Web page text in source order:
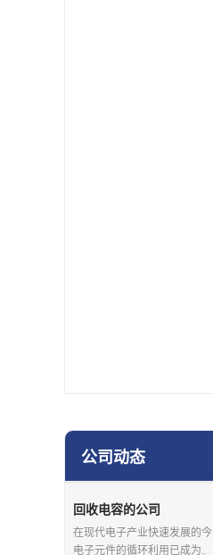
公司动态
回收电容的公司
在现代电子产业快速发展的今
电子元件的循环利用已成为..